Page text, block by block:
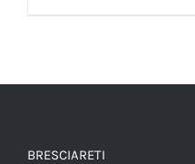
BRESCIARETI